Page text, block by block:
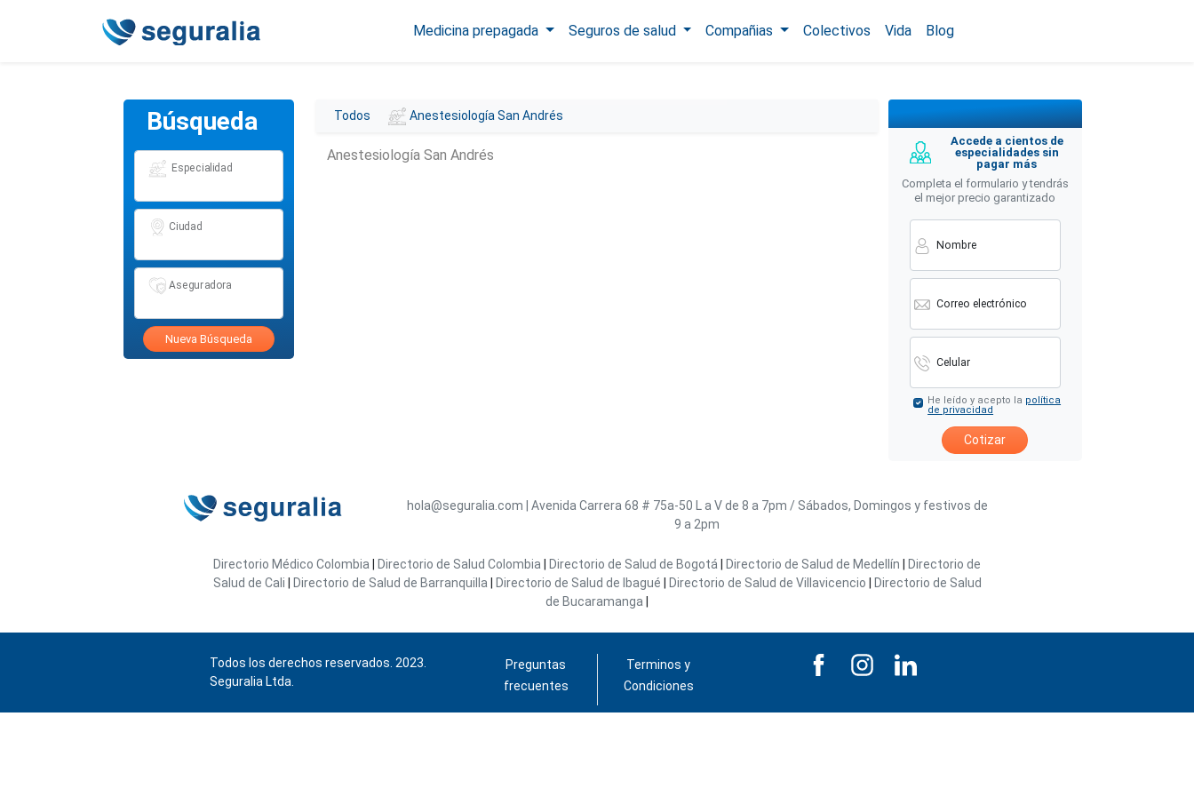
Medicina prepagada Seguros de salud Compañias Colectivos Vida Blog
Búsqueda
Especialidad
Ciudad
Aseguradora
Nueva Búsqueda
Todos Anestesiología San Andrés
Anestesiología San Andrés
Accede a cientos de
especialidades sin
pagar más
Completa el formulario y tendrás
el mejor precio garantizado
Nombre
Correo electrónico
Celular
He leído y acepto la política
de privacidad
Cotizar
hola@seguralia.com Avenida Carrera 68 # 75a-50
L a V de 8 a 7pm / Sábados, Domingos y festivos de
9 a 2pm
Directorio Médico Colombia Directorio de Salud Colombia Directorio de Salud de Bogotá Directorio de Salud de Medellín
Directorio de
Salud de Cali
Directorio de Salud de Barranquilla Directorio de Salud de Ibagué Directorio de Salud de Villavicencio
Directorio de Salud
de Bucaramanga
Todos los derechos reservados. 2023.
Seguralia Ltda.
Preguntas
frecuentes
Terminos y
Condiciones